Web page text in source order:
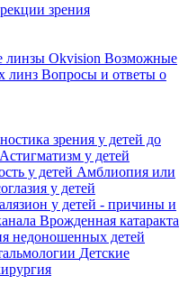
зрения
линзы Okvision Возможные
линз Вопросы и ответы о
зрения у детей до
Астигматизм у детей
у детей Амблиопия или
у детей
у детей - причины и
Врожденная катаракта
недоношенных детей
Детские